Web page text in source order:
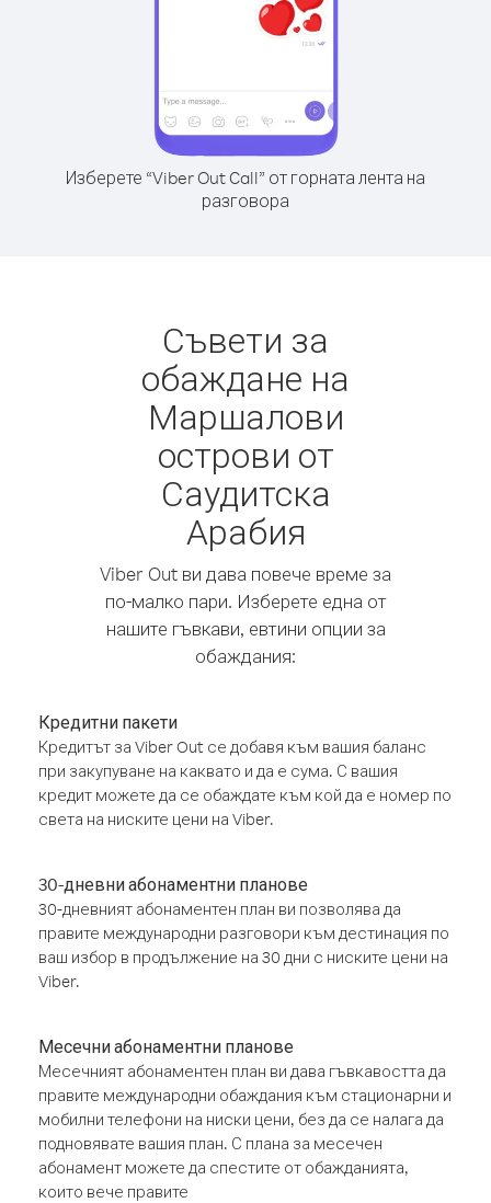
Изберете “Viber Out Call” от горната лента на
разговора
Съвети за
обаждане на
Маршалови
острови от
Саудитска
Арабия
Viber Out ви дава повече време за
по-малко пари. Изберете една от
нашите гъвкави, евтини опции за
обаждания:
Кредитни пакети
Кредитът за Viber Out се добавя към вашия баланс
при закупуване на каквато и да е сума. С вашия
кредит можете да се обаждате към кой да е номер по
света на ниските цени на Viber.
30-дневни абонаментни планове
30-дневният абонаментен план ви позволява да
правите международни разговори към дестинация по
ваш избор в продължение на 30 дни с ниските цени на
Viber.
Месечни абонаментни планове
Месечният абонаментен план ви дава гъвкавостта да
правите международни обаждания към стационарни и
мобилни телефони на ниски цени, без да се налага да
подновявате вашия план. С плана за месечен
абонамент можете да спестите от обажданията,
които вече правите